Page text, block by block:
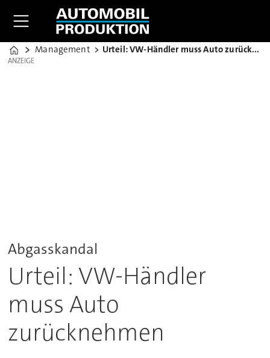
Home
Management Urteil: VW-Händler muss Auto zurücknehmen
ANZEIGE
ANZEIGE
Abgasskandal
Urteil: VW-Händler
muss Auto
zurücknehmen